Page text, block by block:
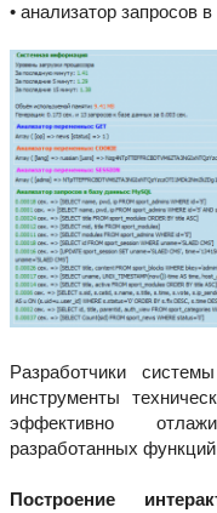
• анализатор запросов
Разработчики
инструменты
эффективно
разработанных
Построение